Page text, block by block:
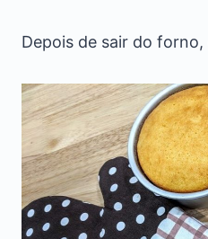
Depois de sair do forno,